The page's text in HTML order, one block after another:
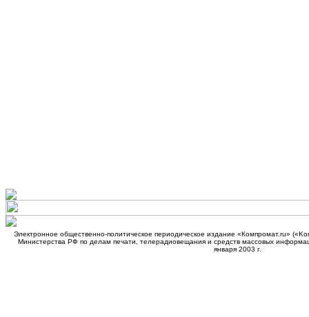
Электронное общественно-политическое периодическое издание «Компромат.ru»
Министерства РФ по делам печати, телерадиовещания и средств массовых
января 2003 г.